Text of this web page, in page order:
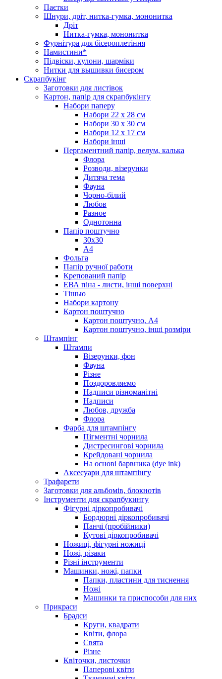
Паєтки
Шнури, дріт, нитка-гумка, мононитка
Дріт
Нитка-гумка, мононитка
Фурнітура для бісероплетіння
Намистини*
Підвіски, кулони, шарміки
Нитки для вышивки бисером
Скрапбукінг
Заготовки для листівок
Картон, папір для скрапбукінгу
Набори паперу
Набори 22 х 28 см
Набори 30 х 30 см
Набори 12 х 17 см
Набори інші
Пергаментний папір, велум, калька
Флора
Розводи, візерунки
Дитяча тема
Фауна
Чорно-білий
Любов
Разное
Однотонна
Папір поштучно
30х30
А4
Фольга
Папір ручної работи
Крепований папір
ЕВА піна - листи, інші поверхні
Тішью
Набори картону
Картон поштучно
Картон поштучно, А4
Картон поштучно, інші розміри
Штампінг
Штампи
Візерунки, фон
Фауна
Різне
Поздоровляємо
Надписи різноманітні
Надписи
Любов, дружба
Флора
Фарба для штампінгу
Пігментні чорнила
Дистресингові чорнила
Крейдовані чорнила
На основі барвника (dye ink)
Аксесуари для штампінгу
Трафарети
Заготовки для альбомів, блокнотів
Інструменти для скрапбукингу
Фігурні діркопробивачі
Бордюрні діркопробивачі
Панчі (пробійники)
Кутові діркопробивачі
Ножиці, фігурні ножиці
Ножі, різаки
Різні інструменти
Машинки, ножі, папки
Папки, пластини для тиснення
Ножі
Машинки та приспособи для них
Прикраси
Брадси
Круги, квадрати
Квіти, флора
Свята
Різне
Квіточки, листочки
Паперові квіти